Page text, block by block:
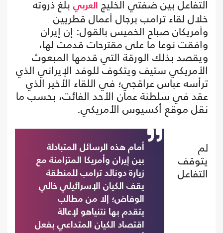
التفاعل بين ضفتي الخليج
العربي بلغ ذروته
خلال لقاء ترامب برجال أعمال قطريين
وأمريكان صباح الخميس بالقول: إن إيران
وافقت نوعا ما على مقترحات قدمت لها،
ويقصد بذلك الورقة التي قدمها المبعوث
الأمريكي ستيف ويتكوف للوفد الإيراني الذي
ترأسه عباس عراقجي؛ في اللقاء الأخير الذي
عقد في سلطنة عمان الأحد الفائت، بحسب ما
نقل موقع أكسيوس الأمريكي.
أمام هذه الرسائل المتبادلة
بين إيران وأمريكا المتزامنة مع
زيارة دونالد ترامب للمنطقة
يقف الكيان الإسرائيلي خالي
الوفاض؛ إلا من مطالب
يتقدم بها نتنياهو لإعالة
اقتصاد الكيان المتداعي بفعل
لم
يتوقف
التفاعل